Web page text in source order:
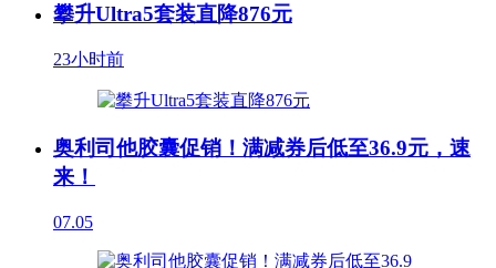
攀升Ultra5套装直降876元
23小时前
奥利司他胶囊促销！满减券后低至36.9元，速
来！
07.05